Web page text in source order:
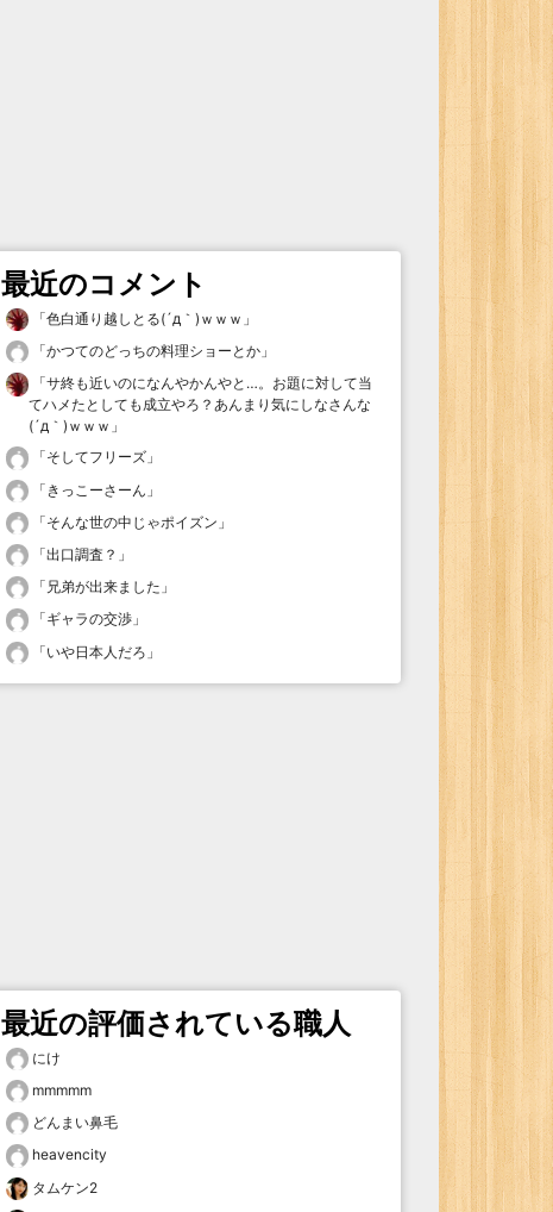
最近のコメント
「色白通り越しとる(´д｀)ｗｗｗ 」
「かつてのどっちの料理ショーとか 」
「サ終も近いのになんやかんやと…。お題に対して当
てハメたとしても成立やろ？あんまり気にしなさんな
(´д｀)ｗｗｗ 」
「そしてフリーズ 」
「 きっこーさーん 」
「そんな世の中じゃポイズン 」
「出口調査？ 」
「 兄弟が出来ました 」
「ギャラの交渉 」
「いや日本人だろ 」
最近の評価されている職人
にけ
mmmmm
どんまい鼻毛
heavencity
タムケン2